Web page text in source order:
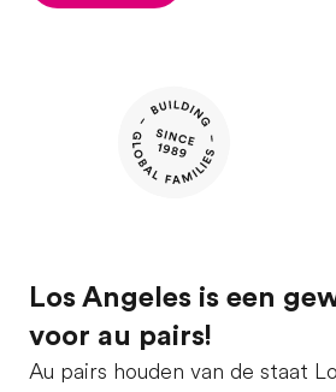
Los Angeles is een
voor au pairs!
Au pairs houden van de staat